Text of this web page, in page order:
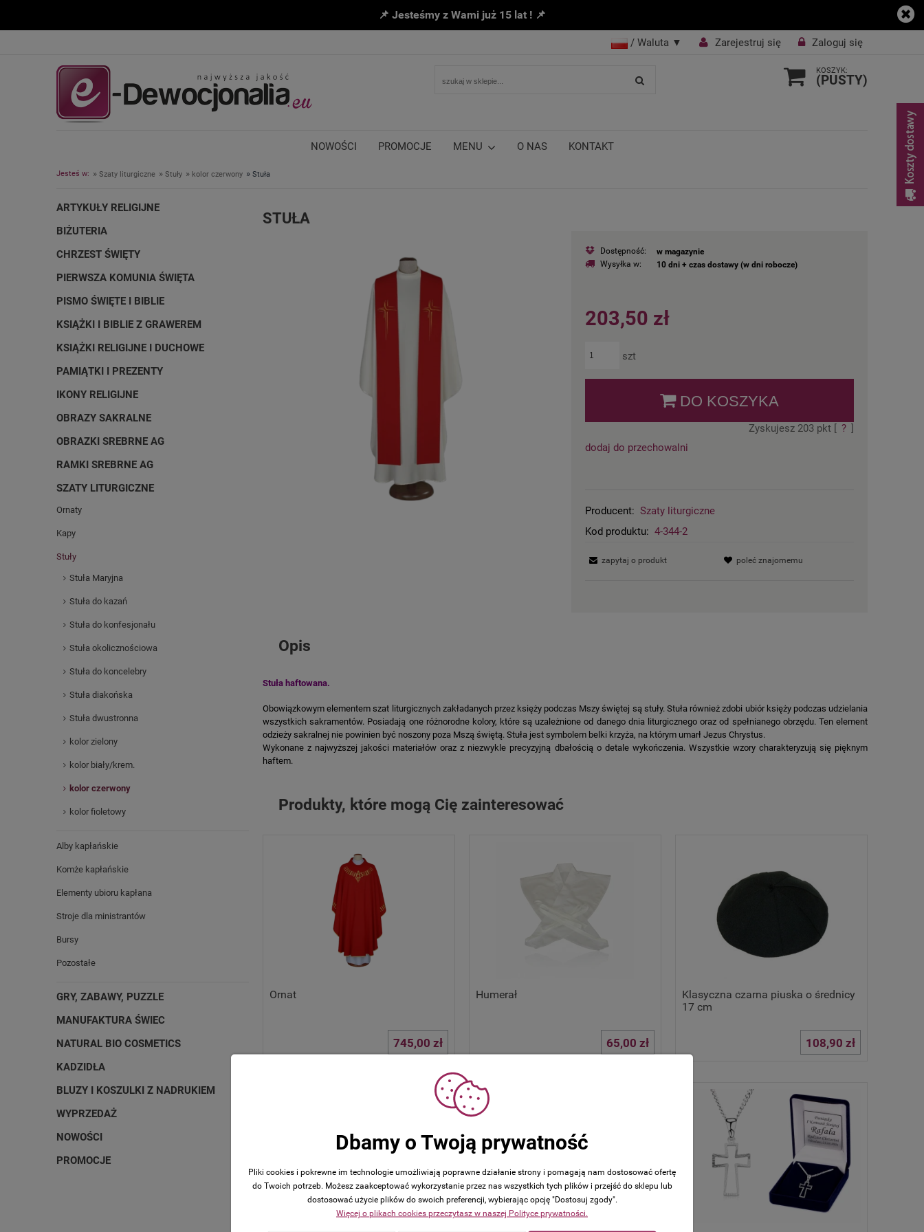
📌 Jesteśmy z Wami już 15 lat ! 📌
Zarejestruj się Zaloguj się
/ Waluta ▼
KOSZYK:
(PUSTY)
NOWOŚCI PROMOCJE MENU O NAS KONTAKT
Jesteś w: » Szaty liturgiczne » Stuły » kolor czerwony » Stuła
ARTYKUŁY RELIGIJNE
BIŻUTERIA
CHRZEST ŚWIĘTY
PIERWSZA KOMUNIA ŚWIĘTA
PISMO ŚWIĘTE I BIBLIE
KSIĄŻKI I BIBLIE Z GRAWEREM
KSIĄŻKI RELIGIJNE I DUCHOWE
PAMIĄTKI I PREZENTY
IKONY RELIGIJNE
OBRAZY SAKRALNE
OBRAZKI SREBRNE AG
RAMKI SREBRNE AG
SZATY LITURGICZNE
Ornaty
Kapy
Stuły
Stuła Maryjna
Stuła do kazań
Stuła do konfesjonału
Stuła okolicznościowa
Stuła do koncelebry
Stuła diakońska
Stuła dwustronna
kolor zielony
kolor biały/krem.
kolor czerwony
kolor fioletowy
Alby kapłańskie
Komże kapłańskie
Elementy ubioru kapłana
Stroje dla ministrantów
Bursy
Pozostałe
GRY, ZABAWY, PUZZLE
MANUFAKTURA ŚWIEC
NATURAL BIO COSMETICS
KADZIDŁA
BLUZY I KOSZULKI Z NADRUKIEM
WYPRZEDAŻ
NOWOŚCI
PROMOCJE
STUŁA
Dostępność:
w magazynie
Wysyłka w:
10 dni + czas dostawy (w dni robocze)
203,50 zł
szt
DO KOSZYKA
Zyskujesz 203pkt [ ? ]
dodaj do przechowalni
Producent: Szaty liturgiczne
Kod produktu: 4-344-2
zapytaj o produkt poleć znajomemu
Opis
Stuła haftowana.
Obowiązkowym elementem szat liturgicznych zakładanych przez księży podczas Mszy świętej są stuły. Stuła również zdobi ubiór księży podczas udzielania
wszystkich sakramentów. Posiadają one różnorodne kolory, które są uzależnione od danego dnia liturgicznego oraz od spełnianego obrzędu. Ten element
odzieży sakralnej nie powinien być noszony poza Mszą świętą. Stuła jest symbolem belki krzyża, na którym umarł Jezus Chrystus.
Wykonane z najwyższej jakości materiałów oraz z niezwykle precyzyjną dbałością o detale wykończenia. Wszystkie wzory charakteryzują się pięknym
haftem.
Produkty, które mogą Cię zainteresować
Ornat
745,00 zł
Humerał
65,00 zł
Klasyczna czarna piuska o średnicy
17 cm
108,90 zł
Dbamy o Twoją prywatność
Pliki cookies i pokrewne im technologie umożliwiają poprawne działanie strony i pomagają nam dostosować ofertę
do Twoich potrzeb. Możesz zaakceptować wykorzystanie przez nas wszystkich tych plików i przejść do sklepu lub
dostosować użycie plików do swoich preferencji, wybierając opcję "Dostosuj zgody".
Więcej o plikach cookies przeczytasz w naszej Polityce prywatności.